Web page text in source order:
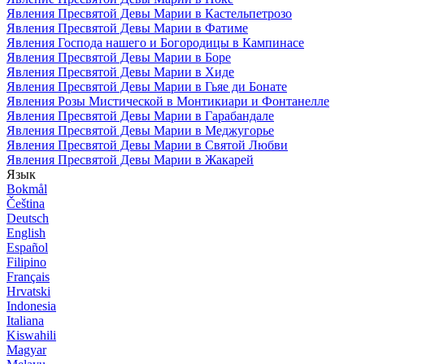
Явления Пресвятой Девы Марии в Кастельпетрозо
Явления Пресвятой Девы Марии в Фатиме
Явления Господа нашего и Богородицы в Кампинасе
Явления Пресвятой Девы Марии в Боре
Явления Пресвятой Девы Марии в Хиде
Явления Пресвятой Девы Марии в Гьяе ди Бонате
Явления Розы Мистической в Монтикиари и Фонтанелле
Явления Пресвятой Девы Марии в Гарабандале
Явления Пресвятой Девы Марии в Меджугорье
Явления Пресвятой Девы Марии в Святой Любви
Явления Пресвятой Девы Марии в Жакарей
Язык
Bokmål
Čeština
Deutsch
English
Español
Filipino
Français
Hrvatski
Indonesia
Italiana
Kiswahili
Magyar